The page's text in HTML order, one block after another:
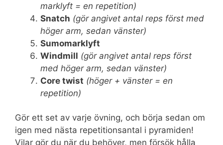
marklyft = en repetition)
Snatch (gör angivet antal reps först med
höger arm, sedan vänster)
Sumomarklyft
Windmill (gör angivet antal reps först
med höger arm, sedan vänster)
Core twist (höger + vänster = en
repetition)
Gör ett set av varje övning, och börja sedan om
igen med nästa repetitionsantal i pyramiden!
Vilar gör du när du behöver, men försök hålla